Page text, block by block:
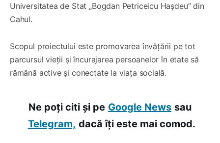
Universitatea de Stat „Bogdan Petriceicu Hașdeu” din
Cahul.
Scopul proiectului este promovarea învățării pe tot
parcursul vieții și încurajarea persoanelor în etate să
rămână active și conectate la viața socială.
Ne poți citi și pe Google News sau
Telegram, dacă îți este mai comod.